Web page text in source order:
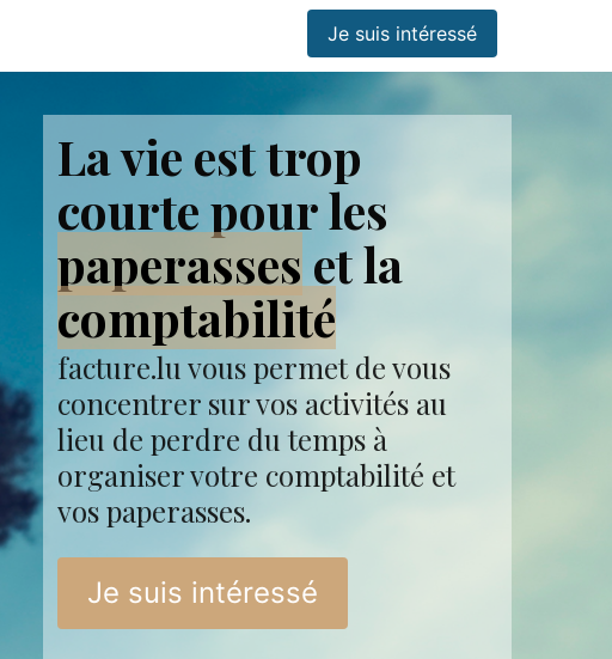
Je suis intéressé
La vie est trop
courte pour les
paperasses et la
comptabilité
facture.lu vous permet de vous
concentrer sur vos activités au
lieu de perdre du temps à
organiser votre comptabilité et
vos paperasses.
Je suis intéressé